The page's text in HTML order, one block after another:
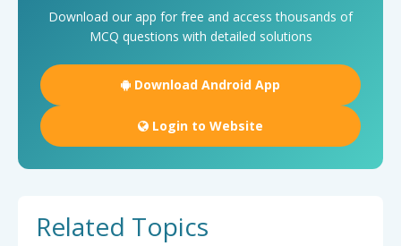
Download our app for free and access thousands of
MCQ questions with detailed solutions
Download Android App
Login to Website
Related Topics